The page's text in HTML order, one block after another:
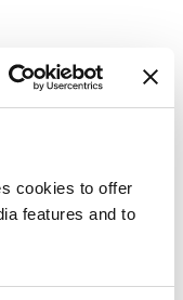
cookies to offer
features and to